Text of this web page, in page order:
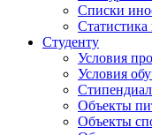
Списки
Статистика
Студенту
Условия
Условия
Объекты
Объекты